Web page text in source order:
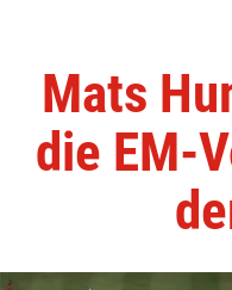
Mats
die EM-